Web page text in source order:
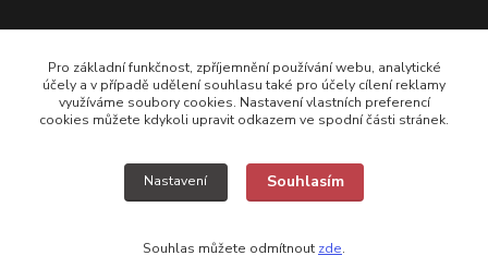
vyroba@kamikazecarp.cz
Pro základní funkčnost, zpříjemnění používání webu, analytické
účely a v případě udělení souhlasu také pro účely cílení reklamy
využíváme soubory cookies. Nastavení vlastních preferencí
cookies můžete kdykoli upravit odkazem ve spodní části stránek.
Nastavení Souhlasím
Souhlas můžete odmítnout zde.